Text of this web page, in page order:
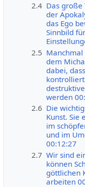
2.4 Das
der
das Ego
Sinnbild
2.5
dem
dabei,
werden
2.6 Die
Kunst. Sie
im
und im
00:12:27
2.7 Wir sind
können
göttlichen
arbeiten